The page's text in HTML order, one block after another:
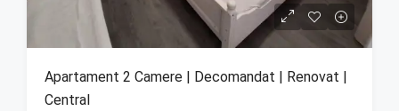
Apartament 2 Camere | Decomandat | Renovat |
Central